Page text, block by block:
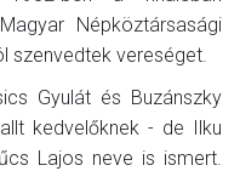
Népköztársasági
szenvedtek vereséget.
Gyulát és Buzánszky
kedvelőknek - de Ilku
Lajos neve is ismert.